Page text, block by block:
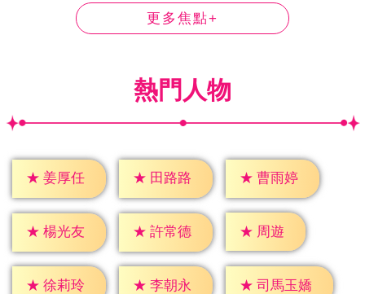
更多焦點+
熱門人物
★ 姜厚任 ★ 田路路 ★ 曹雨婷
★ 楊光友 ★ 許常德 ★ 周遊
★ 徐莉玲 ★ 李朝永 ★ 司馬玉嬌